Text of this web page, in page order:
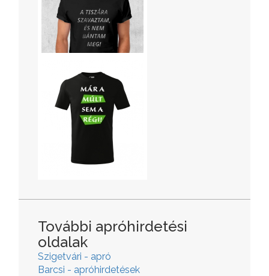
További apróhirdetési
oldalak
Szigetvári - apró
Barcsi - apróhirdetések